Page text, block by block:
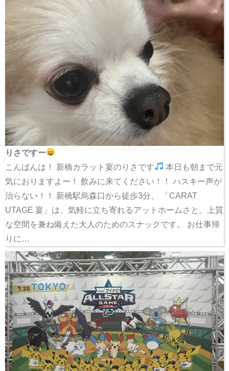
りさですー
こんばんは！ 新橋カラット宴のりさです
本日も朝まで元
気におりますよー！ 飲みに来てください！！ ハスキー声が
治らない！！ 新橋駅烏森口から徒歩3分。 「CARAT
UTAGE 宴」は、気軽に立ち寄れるアットホームさと、上質
な空間を兼ね備えた大人のためのスナックです。 お仕事帰
りに…